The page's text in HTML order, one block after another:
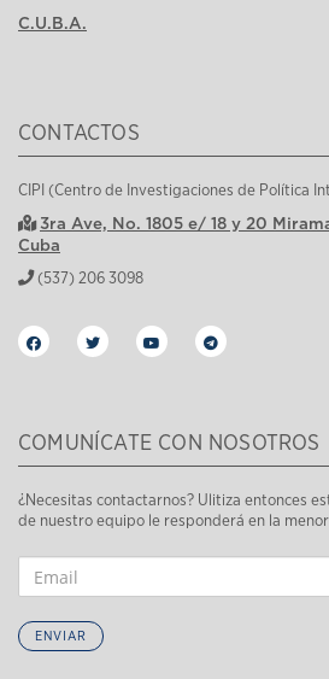
C.U.B.A.
CONTACTOS
CIPI (Centro de Investigaciones de Política
3ra Ave, No. 1805 e/ 18 y 20
Cuba
(537) 206 3098
COMUNÍCATE CON NOSOTROS
¿Necesitas contactarnos? Ulitiza entonces
de nuestro equipo le responderá en la
ENVIAR